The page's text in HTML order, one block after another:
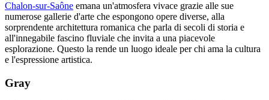
Chalon-sur-Saône emana un'atmosfera vivace grazie alle sue
numerose gallerie d'arte che espongono opere diverse, alla
sorprendente architettura romanica che parla di secoli di storia e
all'innegabile fascino fluviale che invita a una piacevole
esplorazione. Questo la rende un luogo ideale per chi ama la cultura
e l'espressione artistica.
Gray